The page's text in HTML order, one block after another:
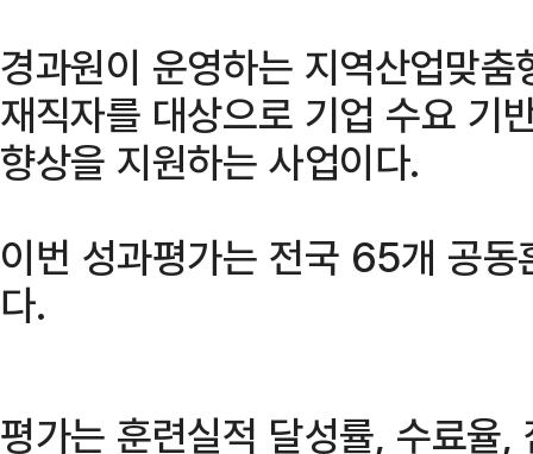
경과원이 운영하는 지역산업맞
재직자를 대상으로 기업 수요 기
향상을 지원하는 사업이다.
이번 성과평가는 전국 65개 공
다.
평가는 훈련실적 달성률, 수료율